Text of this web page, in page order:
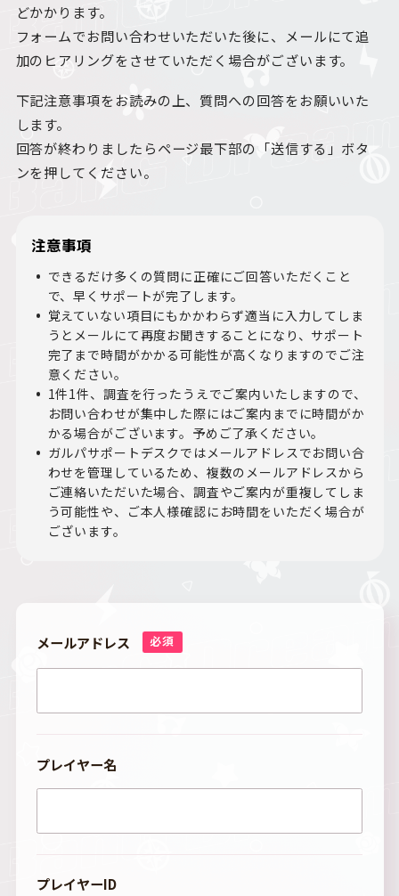
どかかります。
フォームでお問い合わせいただいた後に、メールにて追
加のヒアリングをさせていただく場合がございます。
下記注意事項をお読みの上、質問への回答をお願いいた
します。
回答が終わりましたらページ最下部の「送信する」ボタ
ンを押してください。
注意事項
できるだけ多くの質問に正確にご回答いただくこと
で、早くサポートが完了します。
覚えていない項目にもかかわらず適当に入力してしま
うとメールにて再度お聞きすることになり、サポート
完了まで時間がかかる可能性が高くなりますのでご注
意ください。
1件1件、調査を行ったうえでご案内いたしますので、
お問い合わせが集中した際にはご案内までに時間がか
かる場合がございます。予めご了承ください。
ガルパサポートデスクではメールアドレスでお問い合
わせを管理しているため、複数のメールアドレスから
ご連絡いただいた場合、調査やご案内が重複してしま
う可能性や、ご本人様確認にお時間をいただく場合が
ございます。
メールアドレス 必須
プレイヤー名
プレイヤーID